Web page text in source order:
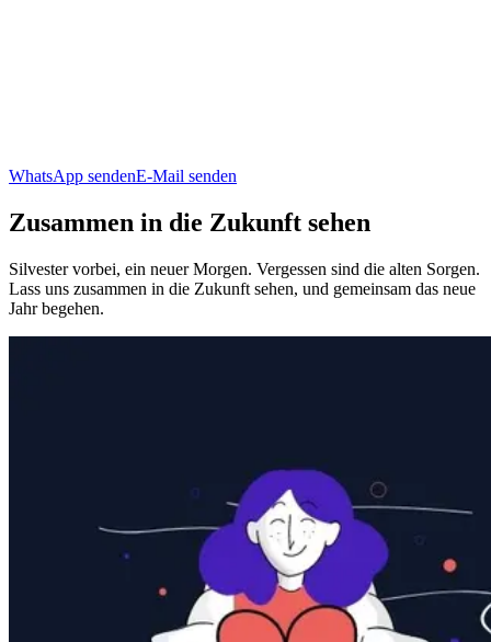
WhatsApp sendenE-Mail senden
Zusammen in die Zukunft sehen
Silvester vorbei, ein neuer Morgen. Vergessen sind die alten Sorgen.
Lass uns zusammen in die Zukunft sehen, und gemeinsam das neue
Jahr begehen.